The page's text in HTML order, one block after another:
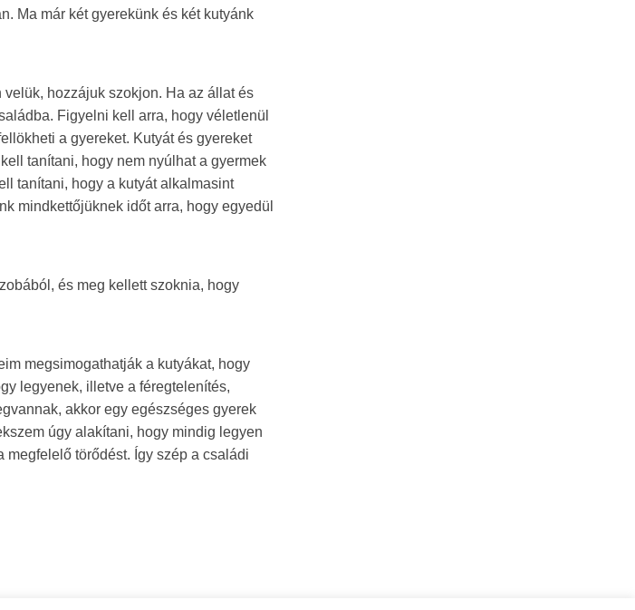
Ma már két gyerekünk és két kutyánk
hozzájuk szokjon. Ha az állat és
Figyelni kell arra, hogy véletlenül
a gyereket. Kutyát és gyereket
tanítani, hogy nem nyúlhat a gyermek
tanítani, hogy a kutyát alkalmasint
mindkettőjüknek időt arra, hogy egyedül
és meg kellett szoknia, hogy
megsimogathatják a kutyákat, hogy
legyenek, illetve a féregtelenítés,
akkor egy egészséges gyerek
úgy alakítani, hogy mindig legyen
törődést. Így szép a családi